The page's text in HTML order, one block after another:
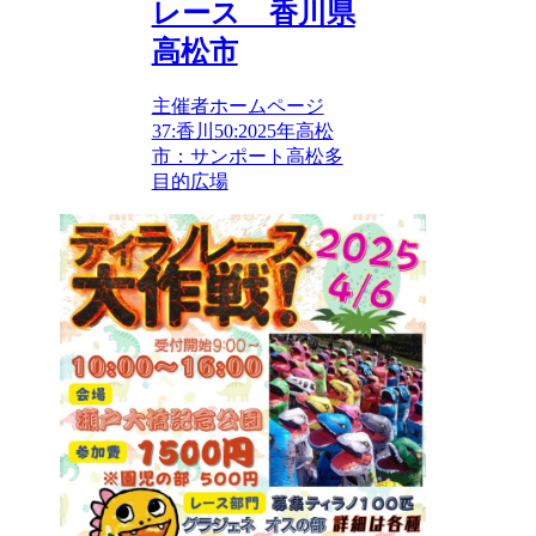
レース 香川県
高松市
主催者ホームページ
37:香川 50:2025年高松
市：サンポート高松多
目的広場